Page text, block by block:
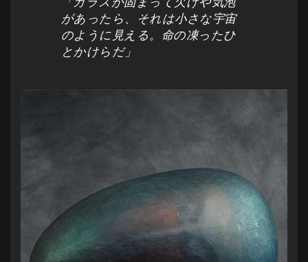
があったら、それは小さな宇宙
のように見える。命の凍ったひ
とかけらだ」